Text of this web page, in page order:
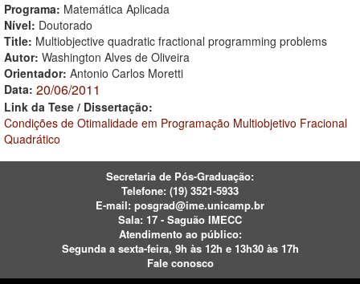
Programa: Matemática Aplicada
Nível: Doutorado
Title: Multiobjective quadratic fractional programming problems
Autor: Washington Alves de Oliveira
Orientador: Antonio Carlos Moretti
Data: 20/06/2011
Link da Tese / Dissertação:
Condições de Otimalidade em Programação Multiobjetivo Fracional
Quadrático
Secretaria de Pós-Graduação:
Telefone: (19) 3521-5933
E-mail: posgrad@ime.unicamp.br
Sala: 17 - Saguão IMECC
Atendimento ao público:
Segunda a sexta-feira, 9h às 12h e 13h30 às 17h
Fale conosco